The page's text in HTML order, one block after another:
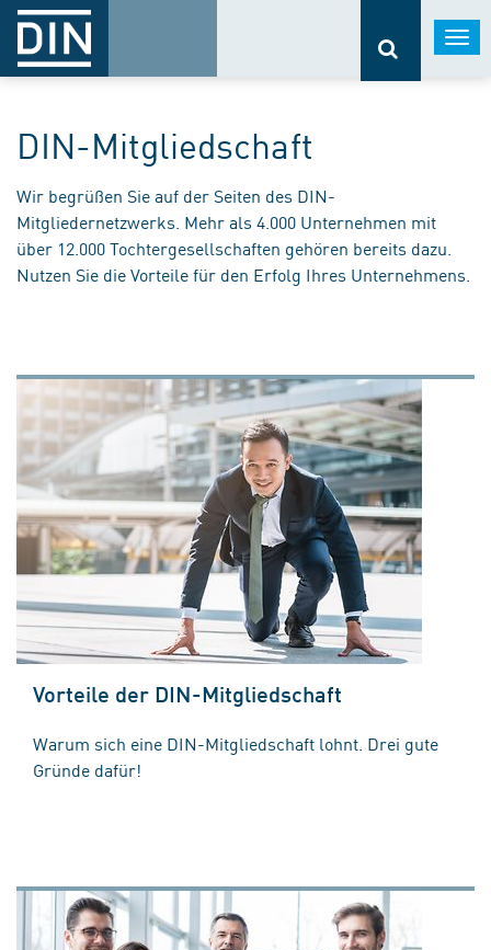
DIN-Mitgliedschaft
Wir begrüßen Sie auf der Seiten des DIN-
Mitgliedernetzwerks. Mehr als 4.000 Unternehmen mit
über 12.000 Tochtergesellschaften gehören bereits dazu.
Nutzen Sie die Vorteile für den Erfolg Ihres Unternehmens.
Vorteile der DIN-Mitgliedschaft
Warum sich eine DIN-Mitgliedschaft lohnt. Drei gute
Gründe dafür!